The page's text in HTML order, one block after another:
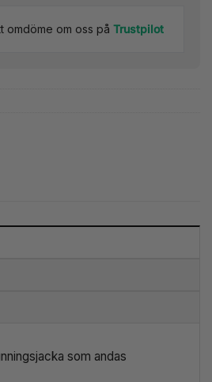
omdöme om oss på Trustpilot
som andas